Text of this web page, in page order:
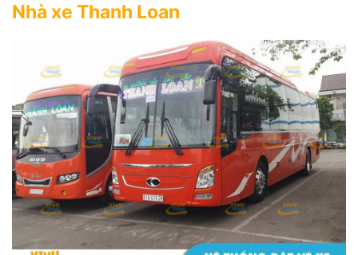
Nhà xe Thanh Loan